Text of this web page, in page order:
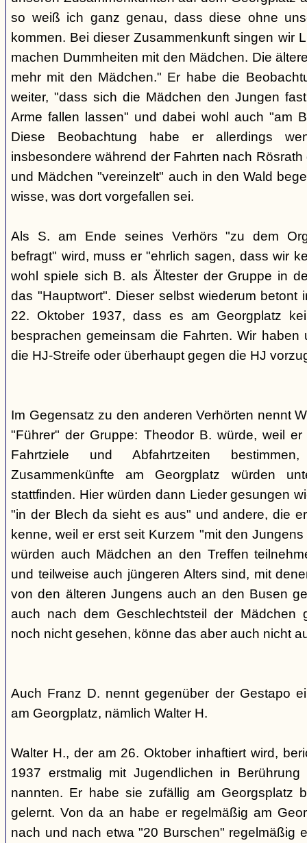
so weiß ich ganz genau, dass diese ohne
kommen. Bei dieser Zusammenkunft singen wir
machen Dummheiten mit den Mädchen. Die
mehr mit den Mädchen." Er habe die
weiter, "dass sich die Mädchen den Jungen
Arme fallen lassen" und dabei wohl auch "am
Diese Beobachtung habe er allerdings
insbesondere während der Fahrten nach
und Mädchen "vereinzelt" auch in den Wald
wisse, was dort vorgefallen sei.
Als S. am Ende seines Verhörs "zu dem
befragt" wird, muss er "ehrlich sagen, dass wir
wohl spiele sich B. als Ältester der Gruppe in
das "Hauptwort". Dieser selbst wiederum betont
22. Oktober 1937, dass es am Georgplatz
besprachen gemeinsam die Fahrten. Wir
die HJ-Streife oder überhaupt gegen die HJ
Im Gegensatz zu den anderen Verhörten nennt
"Führer" der Gruppe: Theodor B. würde, weil
Fahrtziele und Abfahrtzeiten
Zusammenkünfte am Georgplatz würden
stattfinden. Hier würden dann Lieder gesungen
"in der Blech da sieht es aus" und andere, die
kenne, weil er erst seit Kurzem "mit den
würden auch Mädchen an den Treffen
und teilweise auch jüngeren Alters sind, mit
von den älteren Jungens auch an den Busen
auch nach dem Geschlechtsteil der Mädchen
noch nicht gesehen, könne das aber auch nicht
Auch Franz D. nennt gegenüber der Gestapo
am Georgplatz, nämlich Walter H.
Walter H., der am 26. Oktober inhaftiert wird,
1937 erstmalig mit Jugendlichen in
nannten. Er habe sie zufällig am Georgsplatz
gelernt. Von da an habe er regelmäßig am
nach und nach etwa "20 Burschen" regelmäßig